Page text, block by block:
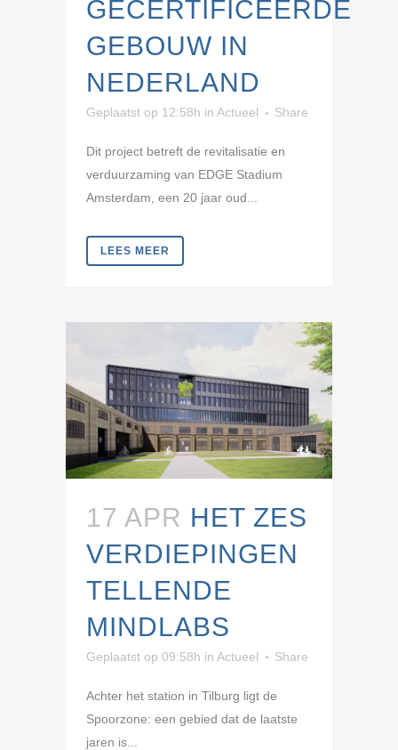
GECERTIFICEERDE
GEBOUW IN
NEDERLAND
Geplaatst op 12:58h in Actueel Share
Dit project betreft de revitalisatie en
verduurzaming van EDGE Stadium
Amsterdam, een 20 jaar oud...
LEES MEER
17 APR HET ZES
VERDIEPINGEN
TELLENDE
MINDLABS
Geplaatst op 09:58h in Actueel Share
Achter het station in Tilburg ligt de
Spoorzone: een gebied dat de laatste
jaren is...